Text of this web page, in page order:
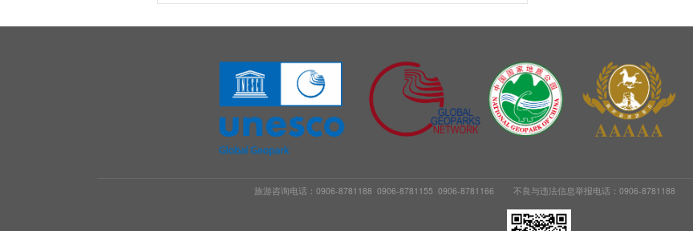
旅游咨询电话：0906-8781188 0906-8781155 0906-8781166 不良与违法信息举报电话：0906-8781188